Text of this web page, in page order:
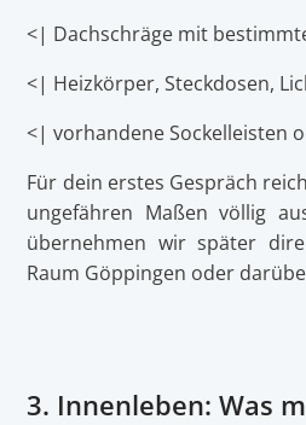
<| Dachschräge mit
<| Heizkörper, Steckdosen,
<| vorhandene Sockelleisten
Für dein erstes Gespräch
ungefähren Maßen völlig
übernehmen wir später
Raum Göppingen oder
3. Innenleben: Was